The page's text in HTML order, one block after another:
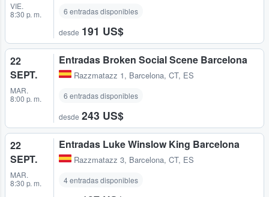
VIE.
8:30 p. m.
6 entradas disponibles
desde 191 US$
22
SEPT.
MAR.
8:00 p. m.
Entradas Broken Social Scene Barcelona
Razzmatazz 1, Barcelona, CT, ES
6 entradas disponibles
desde 243 US$
22
SEPT.
MAR.
8:30 p. m.
Entradas Luke Winslow King Barcelona
Razzmatazz 3, Barcelona, CT, ES
4 entradas disponibles